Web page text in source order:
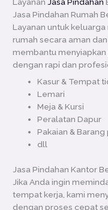
LayananJasa Pindahan
Jasa Pindahan Rumah
Layanan untuk
rumah secara aman
membantu
dengan rapi dan
Kasur & Tempat
Lemari
Meja & Kursi
Peralatan Dapur
Pakaian & Barang
dll
Jasa Pindahan Kantor
Jika Anda ingin
tempat kerja, kami
dengan proses cepat